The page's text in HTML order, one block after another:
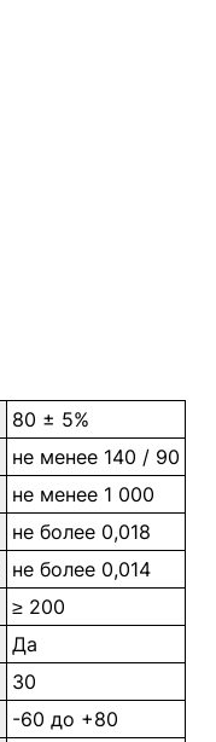
80 ± 5%
не менее 140 / 90
не менее 1 000
не более 0,018
не более 0,014
≥ 200
Да
30
-60 до +80